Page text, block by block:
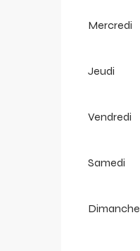
Mercredi
Jeudi
Vendredi
Samedi
Dimanche